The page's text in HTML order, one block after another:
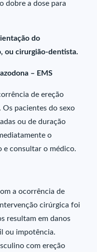
dobre a dose para
do
ou cirurgião-dentista.
– EMS
de ereção
Os pacientes do sexo
ou de duração
o
e consultar o médico.
a ocorrência de
cirúrgica foi
resultam em danos
ou impotência.
com ereção